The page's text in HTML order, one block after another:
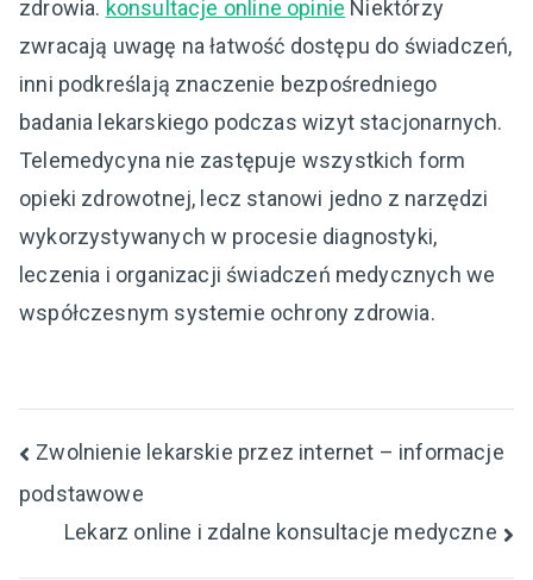
zdrowia. konsultacje online opinie Niektórzy
zwracają uwagę na łatwość dostępu do świadczeń,
inni podkreślają znaczenie bezpośredniego
badania lekarskiego podczas wizyt stacjonarnych.
Telemedycyna nie zastępuje wszystkich form
opieki zdrowotnej, lecz stanowi jedno z narzędzi
wykorzystywanych w procesie diagnostyki,
leczenia i organizacji świadczeń medycznych we
współczesnym systemie ochrony zdrowia.
Nawigacja
wpisu
Zwolnienie lekarskie przez internet – informacje
podstawowe
Lekarz online i zdalne konsultacje medyczne